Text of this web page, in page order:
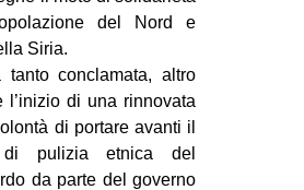
MOVIMENTI
AMBIENTE
ANTIFASCISMO
ALL’ABITARE
GENERI
del Nord e
Siria.
tanto conclamata, altro
l’inizio di una rinnovata
di portare avanti il
di pulizia etnica del
da parte del governo